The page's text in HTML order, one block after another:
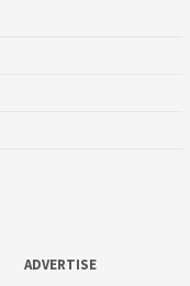
ADVERTISE